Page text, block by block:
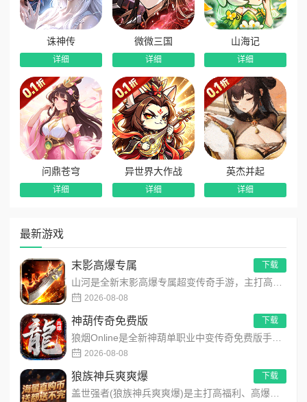
最新游戏
末影高爆专属
2026-08-08
下载
神葫传奇免费版
2026-08-08
下载
狼族神兵爽爽爆 下载
诛神传
详细
微微三国
详细
山海记
详细
问鼎苍穹
详细
异世界大作战
详细
英杰并起
详细